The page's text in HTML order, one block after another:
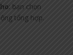
: bạn chọn
tổng hợp.